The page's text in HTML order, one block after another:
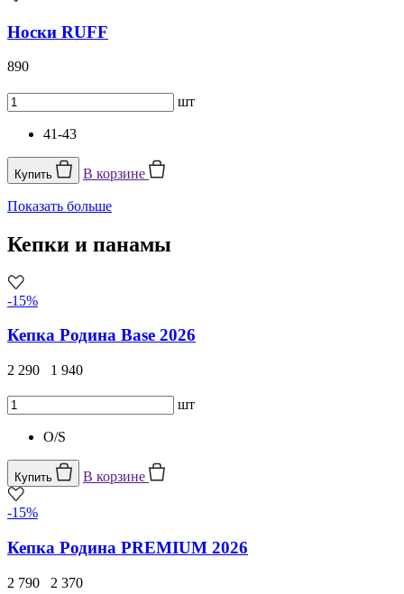
Носки RUFF
890
шт
41-43
Купить В корзине
Показать больше
Кепки и панамы
-15%
Кепка Родина Base 2026
2 290 1 940
шт
O/S
Купить В корзине
-15%
Кепка Родина PREMIUM 2026
2 790 2 370